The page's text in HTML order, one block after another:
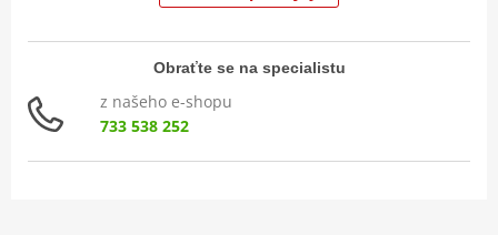
Obraťte se na specialistu
z našeho e-shopu
733 538 252